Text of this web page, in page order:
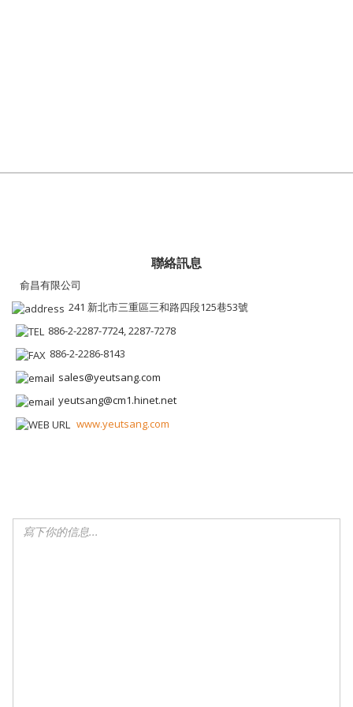
聯絡訊息
俞昌有限公司
241 新北市三重區三和路四段125巷53號
886-2-2287-7724, 2287-7278
886-2-2286-8143
sales@yeutsang.com
yeutsang@cm1.hinet.net
www.yeutsang.com